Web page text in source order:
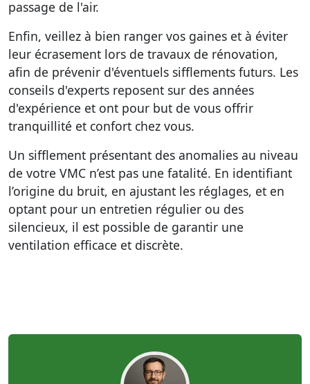
passage de l'air.
Enfin, veillez à bien ranger vos gaines et à éviter
leur écrasement lors de travaux de rénovation,
afin de prévenir d'éventuels sifflements futurs. Les
conseils d'experts reposent sur des années
d'expérience et ont pour but de vous offrir
tranquillité et confort chez vous.
Un sifflement présentant des anomalies au niveau
de votre VMC n’est pas une fatalité. En identifiant
l’origine du bruit, en ajustant les réglages, et en
optant pour un entretien régulier ou des
silencieux, il est possible de garantir une
ventilation efficace et discrète.